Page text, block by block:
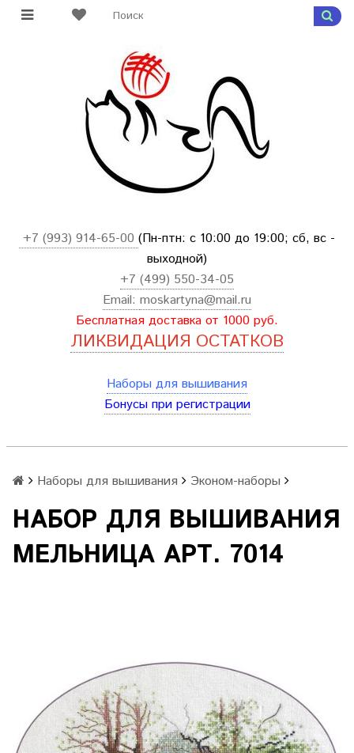
+7 (993) 914-65-00 (Пн-птн: с 10:00 до 19:00; сб, вс -
выходной)
+7 (499) 550-34-05
Email: moskartyna@mail.ru
Бесплатная доставка от 1000 руб.
ЛИКВИДАЦИЯ ОСТАТКОВ
Наборы для вышивания
Бонусы при регистрации
Наборы для вышивания Эконом-наборы
НАБОР ДЛЯ ВЫШИВАНИЯ
МЕЛЬНИЦА АРТ. 7014